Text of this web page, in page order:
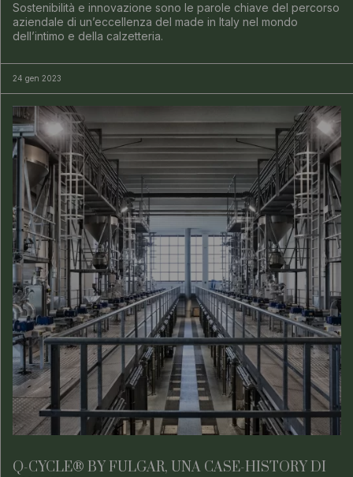
Sostenibilità e innovazione sono le parole chiave del percorso
aziendale di un’eccellenza del made in Italy nel mondo
dell’intimo e della calzetteria.
24 gen 2023
Q-CYCLE® BY FULGAR, UNA CASE-HISTORY DI